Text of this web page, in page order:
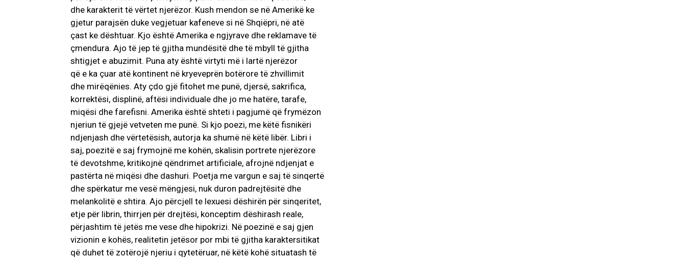
dhe karakterit të vërtet njerëzor. Kush mendon se në Amerikë ke
gjetur parajsën duke vegjetuar kafeneve si në Shqiëpri, në atë
çast ke dështuar. Kjo është Amerika e ngjyrave dhe reklamave të
çmendura. Ajo të jep të gjitha mundësitë dhe të mbyll të gjitha
shtigjet e abuzimit. Puna aty është virtyti më i lartë njerëzor
që e ka çuar atë kontinent në kryeveprën botërore të zhvillimit
dhe mirëqënies. Aty çdo gjë fitohet me punë, djersë, sakrifica,
korrektësi, displinë, aftësi individuale dhe jo me hatëre, tarafe,
miqësi dhe farefisni. Amerika është shteti i pagjumë që frymëzon
njeriun të gjejë vetveten me punë. Si kjo poezi, me këtë fisnikëri
ndjenjash dhe vërtetësish, autorja ka shumë në këtë libër. Libri i
saj, poezitë e saj frymojnë me kohën, skalisin portrete njerëzore
të devotshme, kritikojnë qëndrimet artificiale, afrojnë ndjenjat e
pastërta në miqësi dhe dashuri. Poetja me vargun e saj të sinqertë
dhe spërkatur me vesë mëngjesi, nuk duron padrejtësitë dhe
melankolitë e shtira. Ajo përcjell te lexuesi dëshirën për sinqeritet,
etje për librin, thirrjen për drejtësi, konceptim dëshirash reale,
përjashtim të jetës me vese dhe hipokrizi. Në poezinë e saj gjen
vizionin e kohës, realitetin jetësor por mbi të gjitha karaktersitikat
që duhet të zotërojë njeriu i qytetëruar, në këtë kohë situatash të